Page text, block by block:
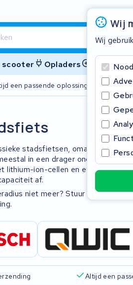
Opladers
een passende oplossing
Wij
Wij
stadsfietsen, omafietsen en e-
in een drager onder de
lithium-ion-cellen en een eigen
af.
niet meer? Stuur het pakket
Altijd een
Begin te typen in de